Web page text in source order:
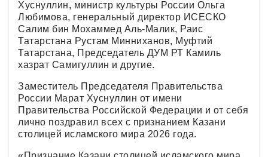
Хуснуллин, министр культуры России Ольга
Любимова, генеральный директор ИСЕСКО
Салим бин Мохаммед Аль-Малик, Раис
Татарстана Рустам Минниханов, Муфтий
Татарстана, Председатель ДУМ РТ Камиль
хазрат Самигуллин и другие.
Заместитель Председателя Правительства
России Марат Хуснуллин от имени
Правительства Российской Федерации и от себя
лично поздравил всех с признанием Казани
столицей исламского мира 2026 года.